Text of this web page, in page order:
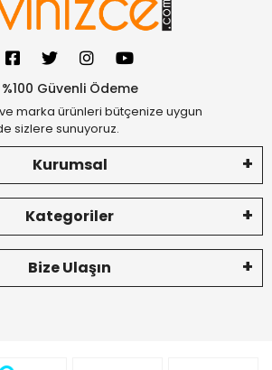
%100 Güvenli Ödeme
marka ürünleri bütçenize uygun
sizlere sunuyoruz.
Kurumsal
Kategoriler
Bize Ulaşın